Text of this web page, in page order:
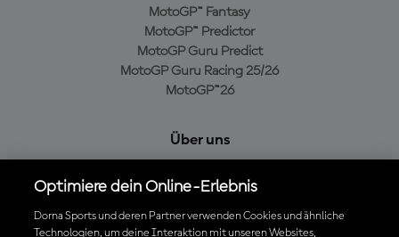
MotoGP™ Fantasy
MotoGP™ Predictor
MotoGP Guru Predict
MotoGP Guru Racing 25/26
MotoGP™26
Über uns
Cookie-Richtlinien
Geschäftsbedingungen
Optimiere dein Online-Erlebnis
Dorna Sports und deren Partner verwenden Cookies und ähnliche
Technologien, um deine Interaktion mit unseren Websites,